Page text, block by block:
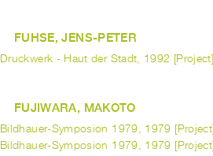
FUHSE, JENS-PETER
Druckwerk - Haut der Stadt, 1992 [Project]
FUJIWARA, MAKOTO
Bildhauer-Symposion 1979, 1979 [Project]
Bildhauer-Symposion 1979, 1979 [Project]